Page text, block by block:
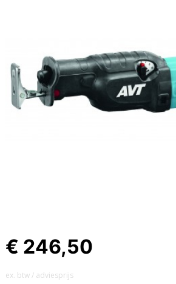
€ 246,50
ex. btw / adviesprijs